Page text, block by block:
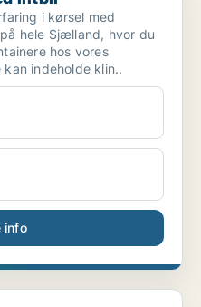
i kørsel med
hele Sjælland, hvor du
hos vores
indeholde klin..
info
i vores jobbank/...